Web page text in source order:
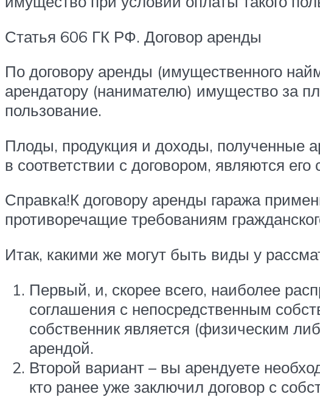
Статья 606 ГК РФ. Договор аренды
По договору аренды (имущественного
арендатору (нанимателю) имущество за
пользование.
Плоды, продукция и доходы, полученные
в соответствии с договором, являются его
Справка!К договору аренды гаража
противоречащие требованиям
Итак, какими же могут быть виды у
Первый, и, скорее всего, наиболее
соглашения с непосредственным
собственник является (физическим
арендой.
Второй вариант – вы арендуете
кто ранее уже заключил договор с